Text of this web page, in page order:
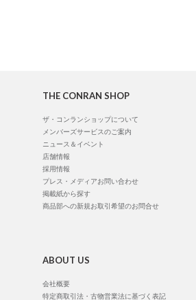
THE CONRAN SHOP
ザ・コンランショップについて
メンバーズサービスのご案内
ニュース＆イベント
店舗情報
採用情報
プレス・メディアお問い合わせ
掲載紙から探す
商品部への新規お取引希望のお問合せ
ABOUT US
会社概要
特定商取引法・古物営業法に基づく表記